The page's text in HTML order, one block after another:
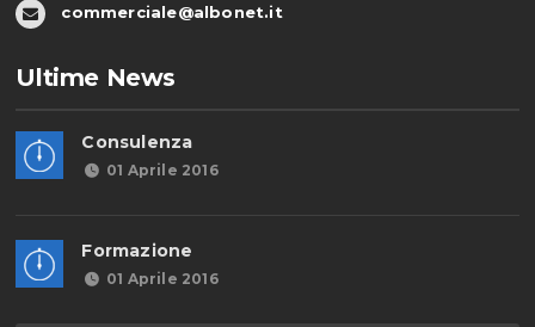
commerciale@albonet.it
Ultime News
Consulenza
01 Aprile 2016
Formazione
01 Aprile 2016